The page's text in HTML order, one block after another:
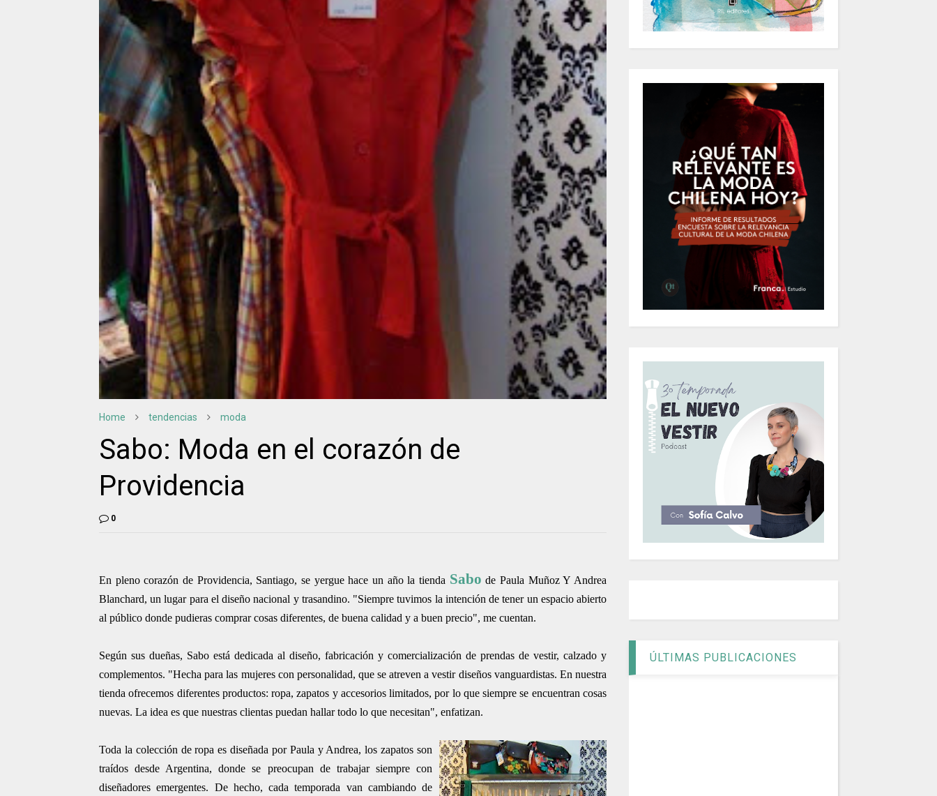
Home tendencias moda
Sabo: Moda en el corazón de
Providencia
0
En pleno corazón de Providencia, Santiago, se yergue hace un año la tienda Sabo de Paula Muñoz Y Andrea
Blanchard, un lugar para el diseño nacional y trasandino. "Siempre tuvimos la intención de tener un espacio abierto
al público donde pudieras comprar cosas diferentes, de buena calidad y a buen precio", me cuentan.
Según sus dueñas, Sabo está dedicada al diseño, fabricación y comercialización de prendas de vestir, calzado y
complementos. "Hecha para las mujeres con personalidad, que se atreven a vestir diseños vanguardistas. En nuestra
tienda ofrecemos diferentes productos: ropa, zapatos y accesorios limitados, por lo que siempre se encuentran cosas
nuevas. La idea es que nuestras clientas puedan hallar todo lo que necesitan", enfatizan.
Toda la colección de ropa es diseñada por Paula y Andrea, los zapatos son
traídos desde Argentina, donde se preocupan de trabajar siempre con
diseñadores emergentes. De hecho, cada temporada van cambiando de
ÚLTIMAS PUBLICACIONES